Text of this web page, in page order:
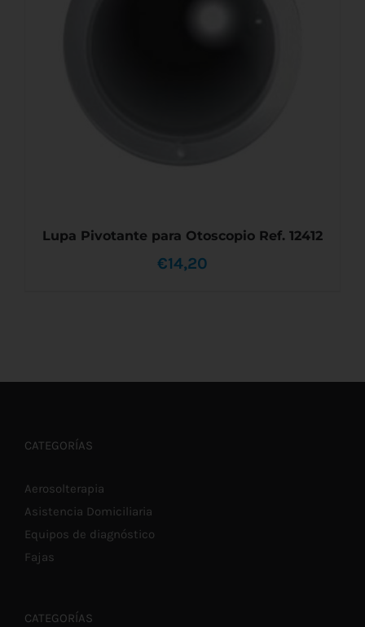
Lupa Pivotante para Otoscopio Ref. 12412
€14,20
CATEGORÍAS
Aerosolterapia
Asistencia Domiciliaria
Equipos de diagnóstico
Fajas
CATEGORÍAS